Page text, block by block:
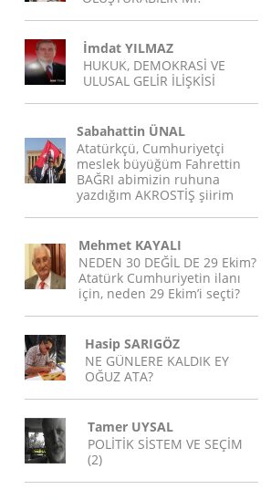
İmdat YILMAZ
HUKUK, DEMOKRASİ VE
ULUSAL GELİR İLİŞKİSİ
Sabahattin ÜNAL
Atatürkçü, Cumhuriyetçi
meslek büyüğüm Fahrettin
BAĞRI abimizin ruhuna
yazdığım AKROSTİŞ şiirim
Mehmet KAYALI
NEDEN 30 DEĞİL DE 29 Ekim?
Atatürk Cumhuriyetin ilanı
için, neden 29 Ekim’i seçti?
Hasip SARIGÖZ
NE GÜNLERE KALDIK EY
OĞUZ ATA?
Tamer UYSAL
POLİTİK SİSTEM VE SEÇİM
(2)